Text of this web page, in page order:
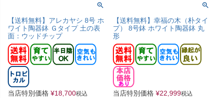
【送料無料】アレカヤシ 8号 ホ
ワイト陶器鉢 Ｇタイプ 土の表
面：ウッドチップ
当店特別価格 ¥18,700税込
【送料無料】幸福の木（朴タイ
プ） 8号鉢 ホワイト陶器鉢 丸
形
当店特別価格 ¥22,999税込